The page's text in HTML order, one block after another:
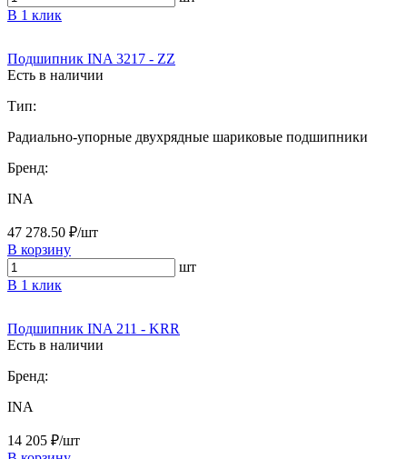
В 1 клик
Подшипник INA 3217 - ZZ
Есть в наличии
Тип:
Радиально-упорные двухрядные шариковые подшипники
Бренд:
INA
47 278.50 ₽/шт
В корзину
шт
В 1 клик
Подшипник INA 211 - KRR
Есть в наличии
Бренд:
INA
14 205 ₽/шт